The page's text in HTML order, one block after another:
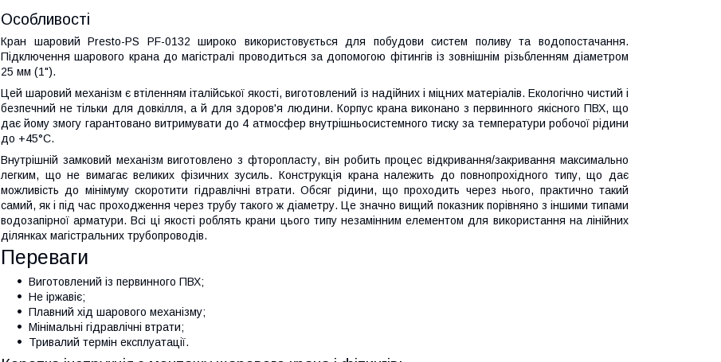
Особливості
Кран шаровий Presto-PS PF-0132 широко використовується для побудови систем поливу та водопостачання.
Підключення шарового крана до магістралі проводиться за допомогою фітингів із зовнішнім різьбленням діаметром
25 мм (1").
Цей шаровий механізм є втіленням італійської якості, виготовлений із надійних і міцних матеріалів. Екологічно чистий і
безпечний не тільки для довкілля, а й для здоров'я людини. Корпус крана виконано з первинного якісного ПВХ, що
дає йому змогу гарантовано витримувати до 4 атмосфер внутрішньосистемного тиску за температури робочої рідини
до +45°C.
Внутрішній замковий механізм виготовлено з фторопласту, він робить процес відкривання/закривання максимально
легким, що не вимагає великих фізичних зусиль. Конструкція крана належить до повнопрохідного типу, що дає
можливість до мінімуму скоротити гідравлічні втрати. Обсяг рідини, що проходить через нього, практично такий
самий, як і під час проходження через трубу такого ж діаметру. Це значно вищий показник порівняно з іншими типами
водозапірної арматури. Всі ці якості роблять крани цього типу незамінним елементом для використання на лінійних
ділянках магістральних трубопроводів.
Переваги
Виготовлений із первинного ПВХ;
Не іржавіє;
Плавний хід шарового механізму;
Мінімальні гідравлічні втрати;
Тривалий термін експлуатації.